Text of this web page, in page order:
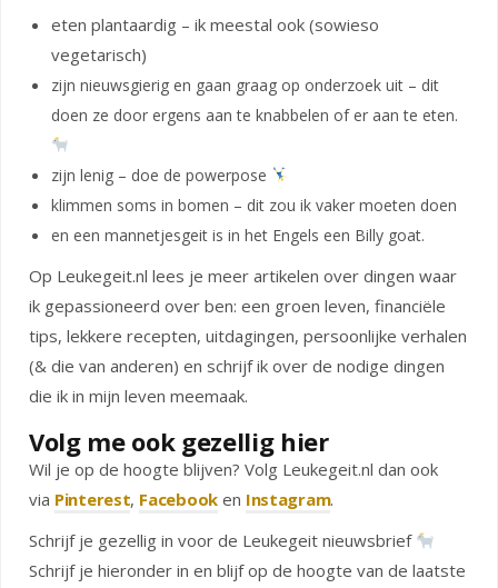
eten plantaardig – ik meestal ook (sowieso
vegetarisch)
zijn nieuwsgierig en gaan graag op onderzoek uit – dit
doen ze door ergens aan te knabbelen of er aan te eten.
zijn lenig – doe de powerpose
klimmen soms in bomen – dit zou ik vaker moeten doen
en een mannetjesgeit is in het Engels een Billy goat.
Op Leukegeit.nl lees je meer artikelen over dingen waar
ik gepassioneerd over ben: een groen leven, financiële
tips, lekkere recepten, uitdagingen, persoonlijke verhalen
(& die van anderen) en schrijf ik over de nodige dingen
die ik in mijn leven meemaak.
Volg me ook gezellig hier
Wil je op de hoogte blijven? Volg Leukegeit.nl dan ook
via Pinterest, Facebooken Instagram.
Schrijf je gezellig in voor de Leukegeit nieuwsbrief
Schrijf je hieronder in en blijf op de hoogte van de laatste